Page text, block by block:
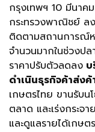
กรุงเทพฯ 10 มีนา
กระทรวงพาณิชย์ ล
ติดตามสถานการณ์
จำนวนมากในช่วงป
ราคาปรับตัวลดลง
ดำเนินธุรกิจค้าส่ง
เกษตรไทย ขานรับน
ตลาด และเร่งกระจ
และดูแลรายได้เกษต